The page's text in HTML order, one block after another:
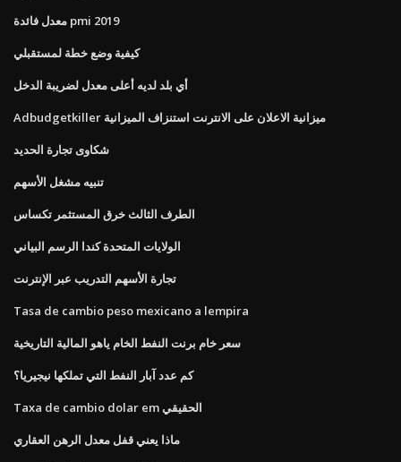
معدل فائدة pmi 2019
كيفية وضع خطة لمستقبلي
أي بلد لديه أعلى معدل لضريبة الدخل
Adbudgetkiller ميزانية الاعلان على الانترنت استنزاف الميزانية
شكاوى تجارة الحديد
تنبيه مشغل الأسهم
الطرف الثالث خرق المستثمر تكساس
الولايات المتحدة كندا الرسم البياني
تجارة الأسهم التدريب عبر الإنترنت
Tasa de cambio peso mexicano a lempira
سعر خام برنت النفط الخام ياهو المالية التاريخية
كم عدد آبار النفط التي تملكها نيجيريا؟
Taxa de cambio dolar em الحقيقي
ماذا يعني قفل معدل الرهن العقاري